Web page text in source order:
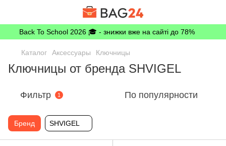
Back To School 2026 🎓 - знижки вже на сайті до 78%
Каталог Аксессуары Ключницы
Ключницы от бренда SHVIGEL
Фильтр 1 По популярности
Бренд SHVIGEL